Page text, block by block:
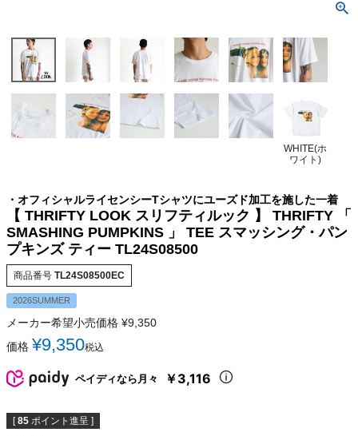
WHITE(ホ
ワイト)
・オフィシャルライセンシーTシャツにユーズド加工を施した一着
【 THRIFTY LOOK スリフティルック 】 THRIFTY 「
SMASHING PUMPKINS 」 TEE スマッシング・パン
プキンズ ティー TL24S08500
商品番号 TL24S08500EC
2026SUMMER
メーカー希望小売価格 ¥9,350
価格 ¥9,350税込
ペイディなら月々 ￥3,116
[ 85 ポイント進呈 ]